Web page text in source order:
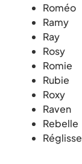
Roméo
Ramy
Ray
Rosy
Romie
Rubie
Roxy
Raven
Rebelle
Réglisse